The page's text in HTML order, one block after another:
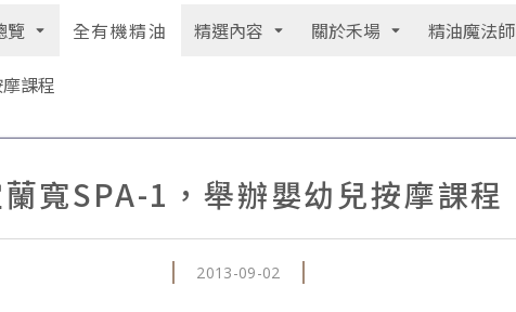
覽 全有機精油 精選內容 關於禾場 精油魔法師
課程
寬SPA-1，舉辦嬰幼兒按摩課程
2013-09-02